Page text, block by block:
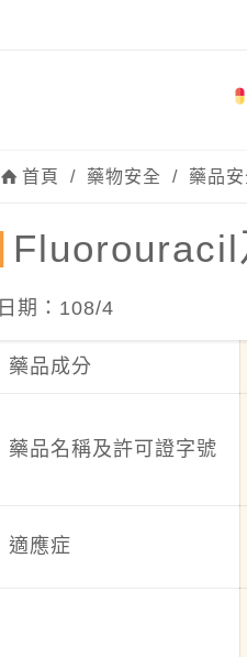
首頁 / 藥物安全 / 藥品
Fluorouracil
日期：108/4
藥品成分
藥品名稱及許可證字號
適應症